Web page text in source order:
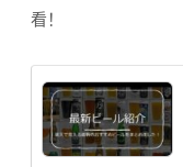
看！